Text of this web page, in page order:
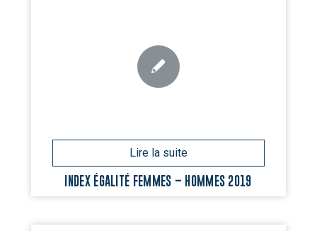
INDEX ÉGALITÉ FEMMES – HOMMES 2019